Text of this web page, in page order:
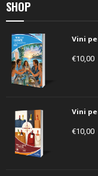
SHOP
Vini
€10,00
Vini
€10,00